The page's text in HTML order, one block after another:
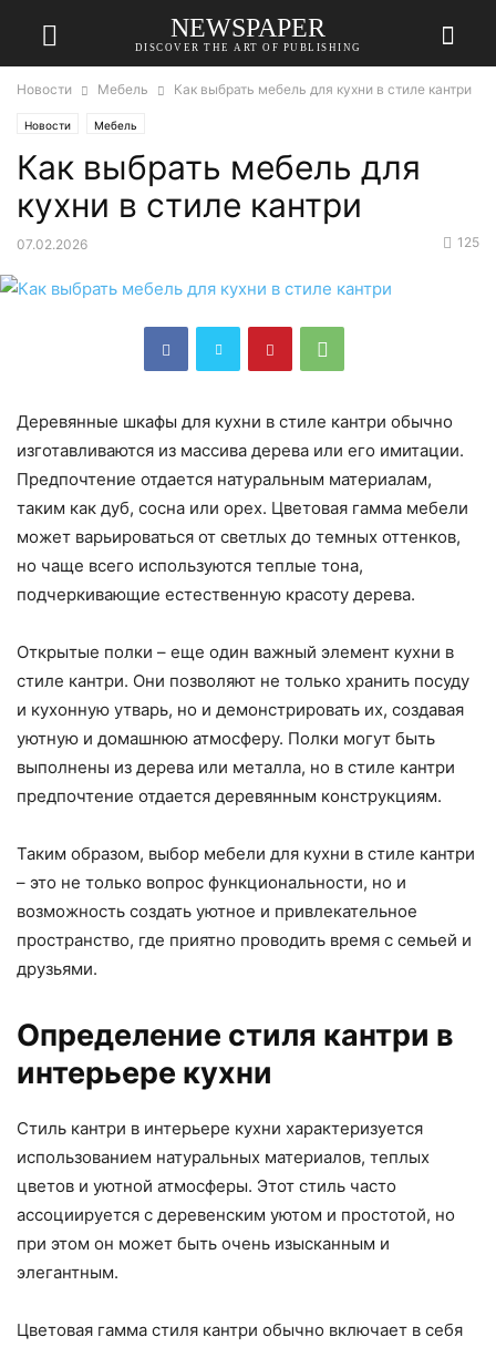
NEWSPAPER
DISCOVER THE ART OF PUBLISHING
Новости Мебель Как выбрать мебель для кухни в стиле кантри
Новости Мебель
Как выбрать мебель для
кухни в стиле кантри
07.02.2026 125
Деревянные шкафы для кухни в стиле кантри обычно
изготавливаются из массива дерева или его имитации.
Предпочтение отдается натуральным материалам,
таким как дуб, сосна или орех. Цветовая гамма мебели
может варьироваться от светлых до темных оттенков,
но чаще всего используются теплые тона,
подчеркивающие естественную красоту дерева.
Открытые полки – еще один важный элемент кухни в
стиле кантри. Они позволяют не только хранить посуду
и кухонную утварь, но и демонстрировать их, создавая
уютную и домашнюю атмосферу. Полки могут быть
выполнены из дерева или металла, но в стиле кантри
предпочтение отдается деревянным конструкциям.
Таким образом, выбор мебели для кухни в стиле кантри
– это не только вопрос функциональности, но и
возможность создать уютное и привлекательное
пространство, где приятно проводить время с семьей и
друзьями.
Определение стиля кантри в
интерьере кухни
Стиль кантри в интерьере кухни характеризуется
использованием натуральных материалов, теплых
цветов и уютной атмосферы. Этот стиль часто
ассоциируется с деревенским уютом и простотой, но
при этом он может быть очень изысканным и
элегантным.
Цветовая гамма стиля кантри обычно включает в себя